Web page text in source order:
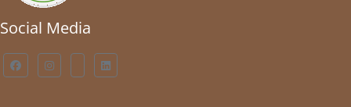
Social Media